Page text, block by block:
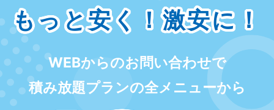
もっと安く！激安に！
WEBからのお問い合わせで
積み放題プランの全メニューから